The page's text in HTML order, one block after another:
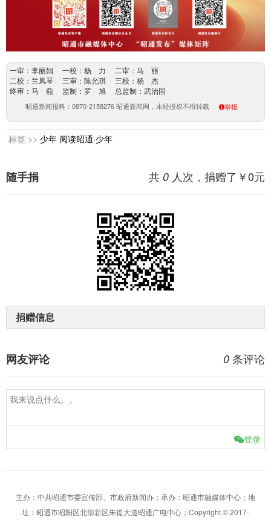
一审：李丽娟 一校：杨 力 二审：马 丽
二校：兰凤琴 三审：陈允琪 三校：杨 杰
终审：马 燕 监制：罗 旭 总监制：武治国
昭通新闻报料：0870-2158276 昭通新闻网，未经授权不得转载 举报
标签 >> 少年 阅读昭通·少年
共 0 人次，捐赠了￥0元
随手捐
捐赠信息
0 条评论
网友评论
登录
主办：中共昭通市委宣传部、市政府新闻办；承办：昭通市融媒体中心；地
址：昭通市昭阳区北部新区朱提大道昭通广电中心；Copyright © 2017-